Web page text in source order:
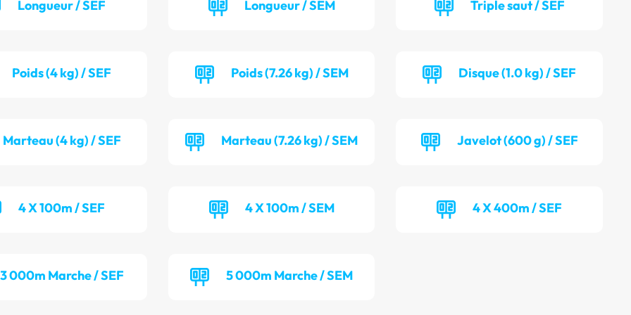
Longueur / SEF Longueur / SEM Triple saut / SEF
Poids (4 kg) / SEF Poids (7.26 kg) / SEM Disque (1.0 kg) / SEF
Marteau (4 kg) / SEF Marteau (7.26 kg) / SEM Javelot (600 g) / SEF
4 X 100m / SEF 4 X 100m / SEM 4 X 400m / SEF
3 000m Marche / SEF 5 000m Marche / SEM